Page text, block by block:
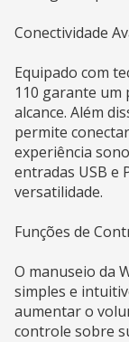
Conectividade
Equipado com
110 garante um
alcance. Além
permite
experiência
entradas USB e
versatilidade.
Funções de
O manuseio da
simples e
aumentar o
controle sobre